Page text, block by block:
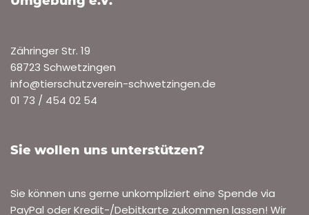
Zähringer Str. 19
68723 Schwetzingen
info@tierschutzverein-schwetzingen.de
01 73 / 454 02 54
Sie wollen uns unterstützen?
Sie können uns gerne unkompliziert eine Spende via
PayPal oder Kredit-/Debitkarte zukommen lassen! Wir